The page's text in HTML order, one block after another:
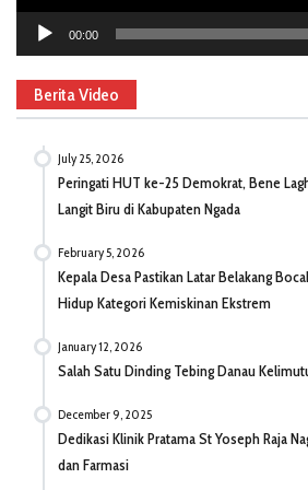
00:00
Berita Video
July 25, 2026
Peringati HUT ke-25 Demokrat, Bene
Langit Biru di Kabupaten Ngada
February 5, 2026
Kepala Desa Pastikan Latar Belakang
Hidup Kategori Kemiskinan Ekstrem
January 12, 2026
Salah Satu Dinding Tebing Danau
December 9, 2025
Dedikasi Klinik Pratama St Yoseph Raja
dan Farmasi